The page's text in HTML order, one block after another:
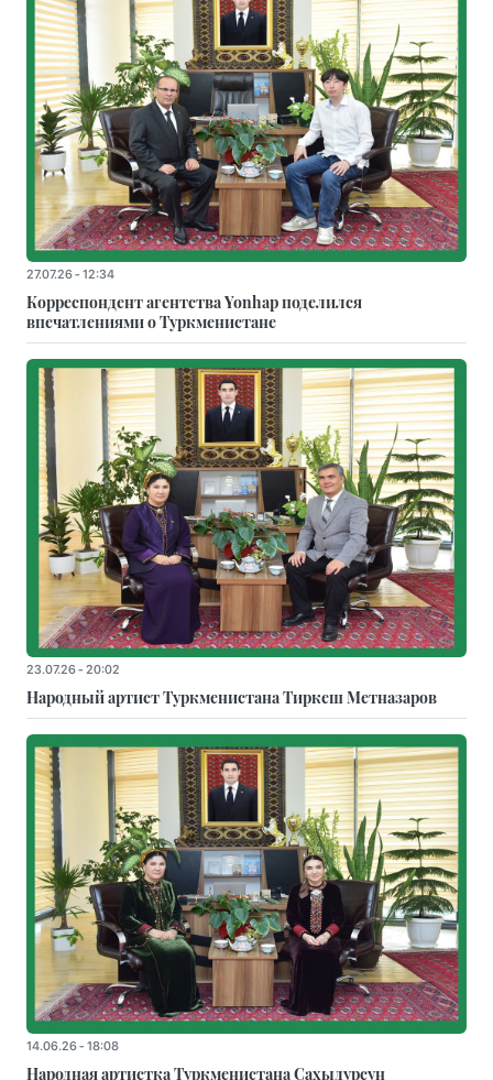
27.07.26 - 12:34
Корреспондент агентства Yonhap поделился
впечатлениями о Туркменистане
23.07.26 - 20:02
Народный артист Туркменистана Тиркеш Мeтназаров
14.06.26 - 18:08
Народная артистка Туркменистана Сахыдурсун